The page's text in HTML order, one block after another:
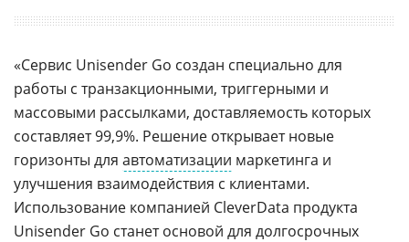
«Сервис Unisender Go создан специально для
работы с транзакционными, триггерными и
массовыми рассылками, доставляемость которых
составляет 99,9%. Решение открывает новые
горизонты для автоматизации маркетинга и
улучшения взаимодействия с клиентами.
Использование компанией CleverData продукта
Unisender Go станет основой для долгосрочных